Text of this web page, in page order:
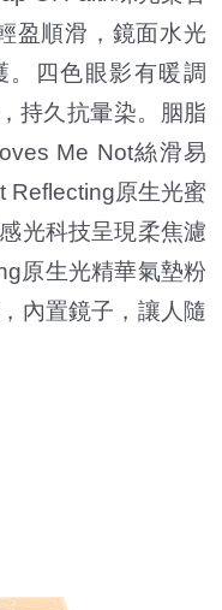
盈順滑，鏡面水光
四色眼影有暖調
持久抗暈染。胭脂
Me Not絲滑易
Reflecting原生光蜜
光科技呈現柔焦濾
原生光精華氣墊粉
內置鏡子，讓人隨